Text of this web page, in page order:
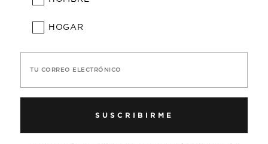
HOGAR
TU CORREO ELECTRÓNICO
SUSCRIBIRME